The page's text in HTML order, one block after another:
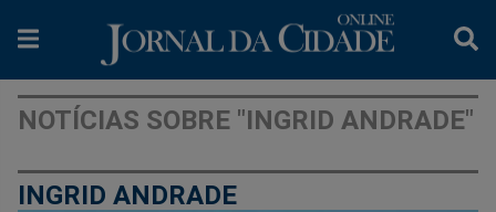
NOTÍCIAS SOBRE "INGRID ANDRADE"
INGRID ANDRADE